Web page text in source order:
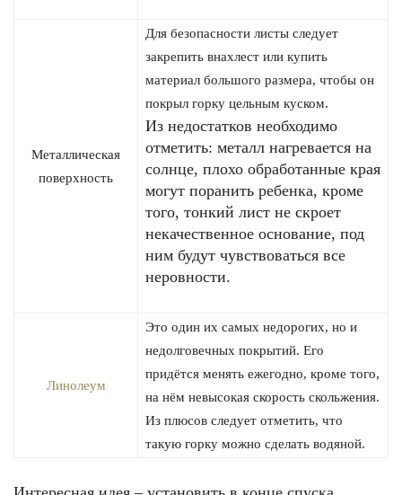
Металлическая
поверхность
Для безопасности листы следует
закрепить внахлест или купить
материал большого размера, чтобы он
покрыл горку цельным куском.
Из недостатков необходимо
отметить: металл нагревается на
солнце, плохо обработанные края
могут поранить ребенка, кроме
того, тонкий лист не скроет
некачественное основание, под
ним будут чувствоваться все
неровности.
Линолеум
Это один их самых недорогих, но и
недолговечных покрытий. Его
придётся менять ежегодно, кроме того,
на нём невысокая скорость скольжения.
Из плюсов следует отметить, что
такую горку можно сделать водяной.